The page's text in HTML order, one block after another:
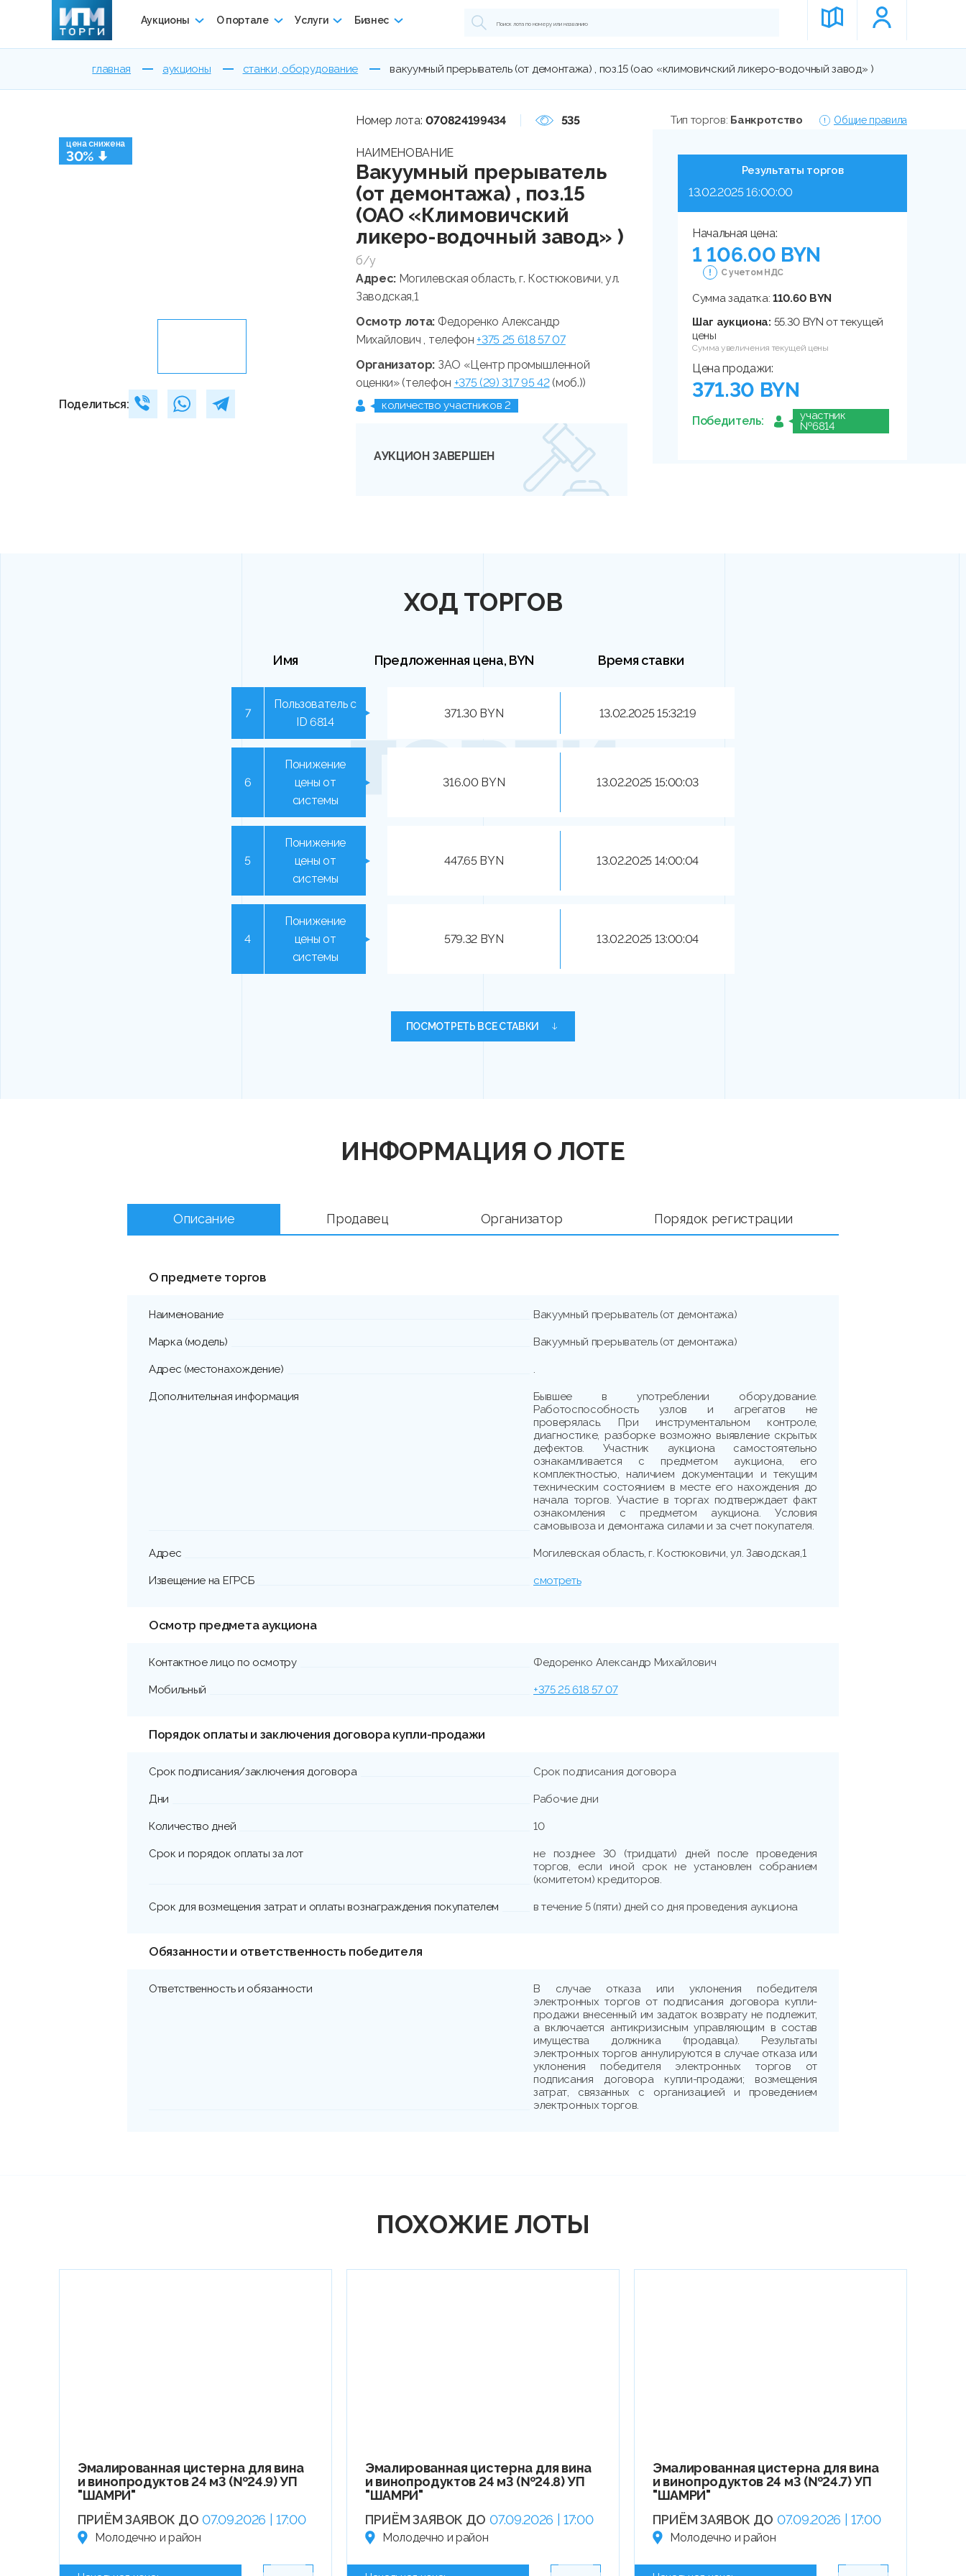
Аукционы О портале Услуги Бизнес
главная аукционы станки, оборудование вакуумный прерыватель (от демонтажа) , поз.15 (оао «климовичский ликеро-водочный завод» )
цена снижена
30%
Поделиться:
Номер лота: 070824199434 535
НАИМЕНОВАНИЕ
Вакуумный прерыватель
(от демонтажа) , поз.15
(ОАО «Климовичский
ликеро-водочный завод» )
б/у
Адрес: Могилевская область, г. Костюковичи, ул.
Заводская,1
Осмотр лота: Федоренко Александр
Михайлович , телефон+375 25 618 57 07
Организатор: ЗАО «Центр промышленной
оценки» (телефон +375 (29) 317 95 42(моб.))
количество участников 2
АУКЦИОН ЗАВЕРШЕН
Тип торгов: Банкротство Общие правила
Результаты торгов
13.02.2025 16:00:00
Начальная цена:
1 106.00 BYN
С учетом НДС
Сумма задатка:110.60 BYN
Шаг аукциона: 55.30 BYN от текущей
цены
Сумма увеличения текущей цены
Цена продажи:
371.30 BYN
Победитель:
участник
№6814
ХОД ТОРГОВ
Имя Предложенная цена, BYN Время ставки
7
Пользователь с
ID 6814
371.30 BYN 13.02.2025 15:32:19
6
Понижение
цены от
системы
316.00 BYN 13.02.2025 15:00:03
5
Понижение
цены от
системы
447.65 BYN 13.02.2025 14:00:04
4
Понижение
цены от
системы
579.32 BYN 13.02.2025 13:00:04
ПОСМОТРЕТЬ ВСЕ СТАВКИ
ИНФОРМАЦИЯ О ЛОТЕ
Описание Продавец Организатор Порядок регистрации
О предмете торгов
Наименование Вакуумный прерыватель (от демонтажа)
Марка (модель) Вакуумный прерыватель (от демонтажа)
Адрес (местонахождение) .
Дополнительная информация
Бывшее в употреблении оборудование.
Работоспособность узлов и агрегатов не
проверялась. При инструментальном контроле,
диагностике, разборке возможно выявление скрытых
дефектов. Участник аукциона самостоятельно
ознакамливается с предметом аукциона, его
комплектностью, наличием документации и текущим
техническим состоянием в месте его нахождения до
начала торгов. Участие в торгах подтверждает факт
ознакомления с предметом аукциона. Условия
самовывоза и демонтажа силами и за счет покупателя.
Адрес Могилевская область, г. Костюковичи, ул. Заводская,1
Извещение на ЕГРСБ смотреть
Осмотр предмета аукциона
Контактное лицо по осмотру Федоренко Александр Михайлович
Мобильный +375 25 618 57 07
Порядок оплаты и заключения договора купли-продажи
Срок подписания/заключения договора Срок подписания договора
Дни Рабочие дни
Количество дней 10
Срок и порядок оплаты за лот
не позднее 30 (тридцати) дней после проведения
торгов, если иной срок не установлен собранием
(комитетом) кредиторов.
Срок для возмещения затрат и оплаты вознаграждения покупателем в течение 5 (пяти) дней со дня проведения аукциона
Обязанности и ответственность победителя
Ответственность и обязанности
В случае отказа или уклонения победителя
электронных торгов от подписания договора купли-
продажи внесенный им задаток возврату не подлежит,
а включается антикризисным управляющим в состав
имущества должника (продавца). Результаты
электронных торгов аннулируются в случае отказа или
уклонения победителя электронных торгов от
подписания договора купли-продажи; возмещения
затрат, связанных с организацией и проведением
электронных торгов.
ПОХОЖИЕ ЛОТЫ
Эмалированная цистерна для вина
и винопродуктов 24 м3 (№24.9) УП
"ШАМРИ"
ПРИЁМ ЗАЯВОК ДО 07.09.2026 | 17:00
Молодечно и район
Эмалированная цистерна для вина
и винопродуктов 24 м3 (№24.8) УП
"ШАМРИ"
ПРИЁМ ЗАЯВОК ДО 07.09.2026 | 17:00
Молодечно и район
Эмалированная цистерна для вина
и винопродуктов 24 м3 (№24.7) УП
"ШАМРИ"
ПРИЁМ ЗАЯВОК ДО 07.09.2026 | 17:00
Молодечно и район